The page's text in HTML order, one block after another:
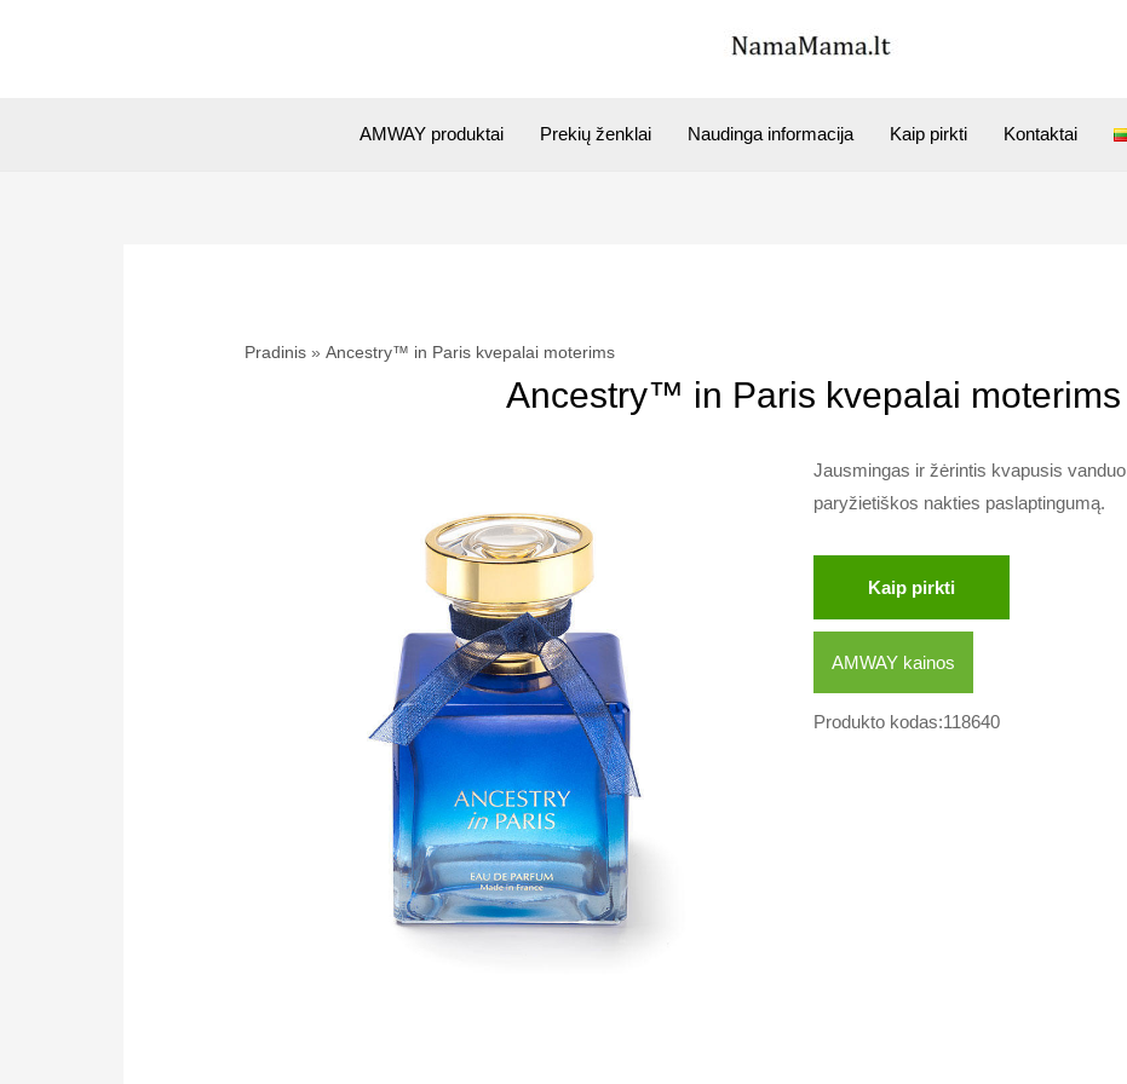
AMWAY produktai Prekių ženklai Naudinga informacija Kaip pirkti Kontaktai
Pradinis Ancestry™ in Paris kvepalai moterims
Ancestry™ in Paris kvepalai moterims
Jausmingas ir žėrintis kvapusis
paryžietiškos nakties paslaptingumą.
Kaip pirkti
AMWAY kainos
Produkto kodas:118640